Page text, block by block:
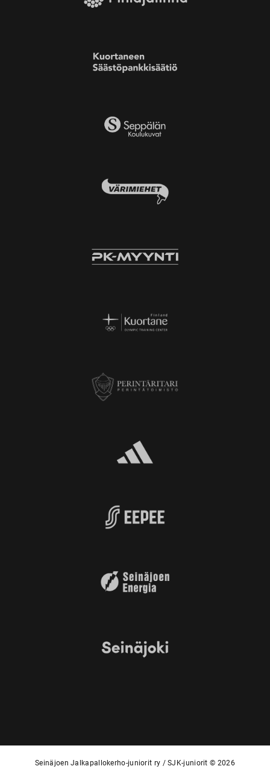
Seinäjoen Jalkapallokerho-juniorit ry / SJK-juniorit © 2026